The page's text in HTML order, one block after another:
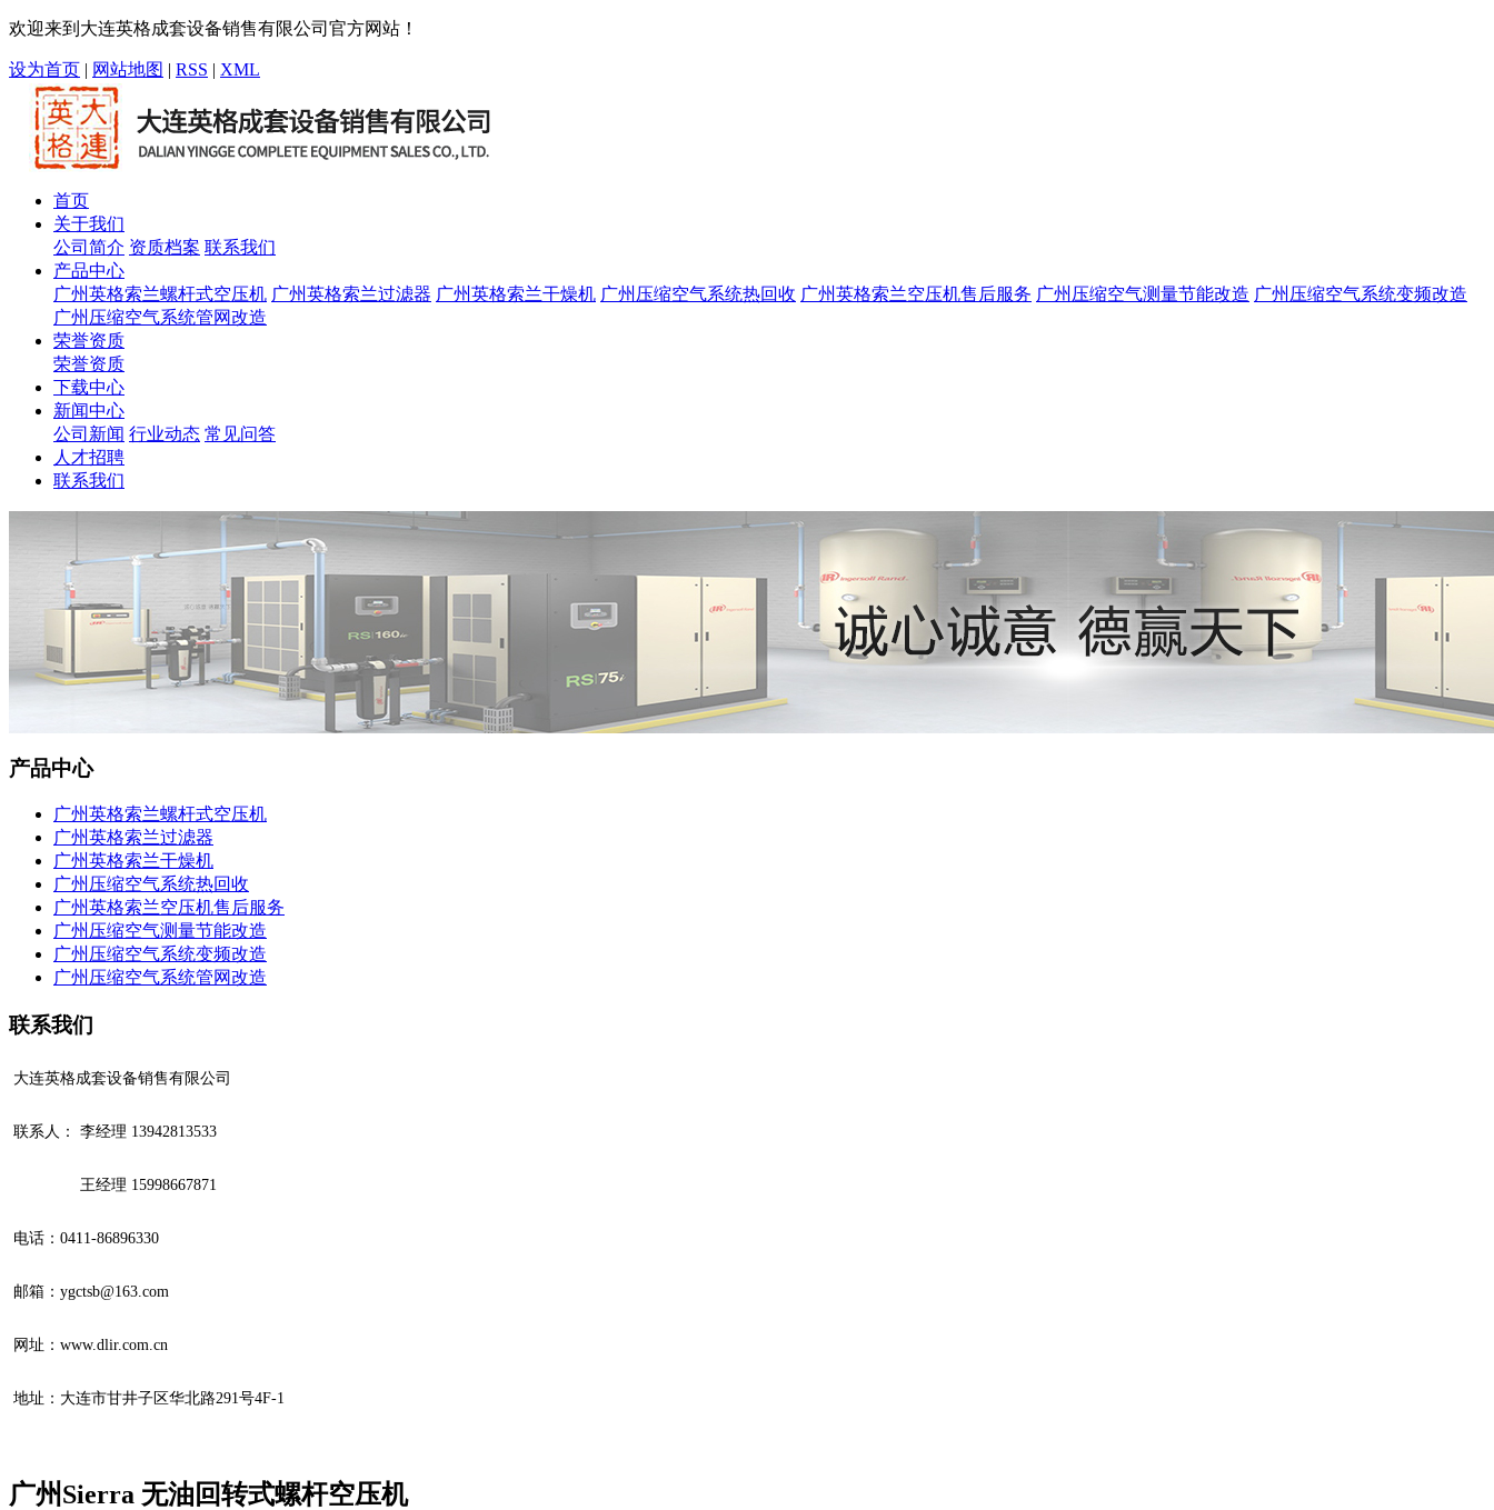
欢迎来到大连英格成套设备销售有限公司官方网站！
设为首页 | 网站地图 | RSS | XML
首页
关于我们
公司简介 资质档案 联系我们
产品中心
广州英格索兰螺杆式空压机 广州英格索兰过滤器 广州英格索兰干燥机 广州压缩空气系统热回收 广州英格索兰空压机售后服务 广州压缩空气测量节能改造 广州压缩空气系统变频改造
广州压缩空气系统管网改造
荣誉资质
荣誉资质
下载中心
新闻中心
公司新闻 行业动态 常见问答
人才招聘
联系我们
产品中心
广州英格索兰螺杆式空压机
广州英格索兰过滤器
广州英格索兰干燥机
广州压缩空气系统热回收
广州英格索兰空压机售后服务
广州压缩空气测量节能改造
广州压缩空气系统变频改造
广州压缩空气系统管网改造
联系我们
大连英格成套设备销售有限公司
联系人： 李经理 13942813533
王经理 15998667871
电话： 0411-86896330
邮箱：ygctsb@163.com
网址：www.dlir.com.cn
地址：大连市甘井子区华北路291号4F-1
广州Sierra 无油回转式螺杆空压机